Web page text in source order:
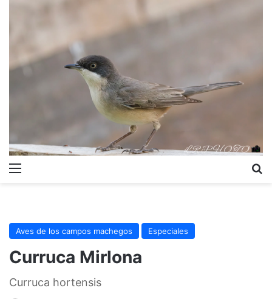
Menú
Aves de los campos machegos Especiales
Curruca Mirlona
Curruca hortensis